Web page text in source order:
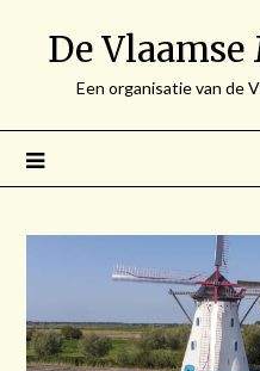
De
Een organisatie van de